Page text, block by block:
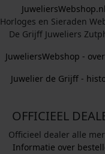
JuweliersWebshop.nl
Horloges en Sieraden
De Grijff Juweliers
JuweliersWebshop -
Juwelier de Grijff -
OFFICIEEL
Officieel dealer alle
Informatie over